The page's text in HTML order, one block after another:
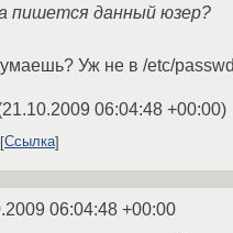
пишется данный юзер?
Уж не в /etc/
21.10.2009 06:04:48 +00:00)
Ссылка
06:04:48 +00:00